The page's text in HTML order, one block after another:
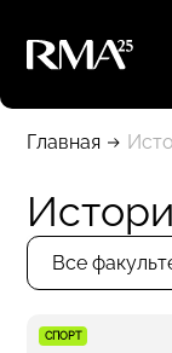
Главная
Все
СПОРТ